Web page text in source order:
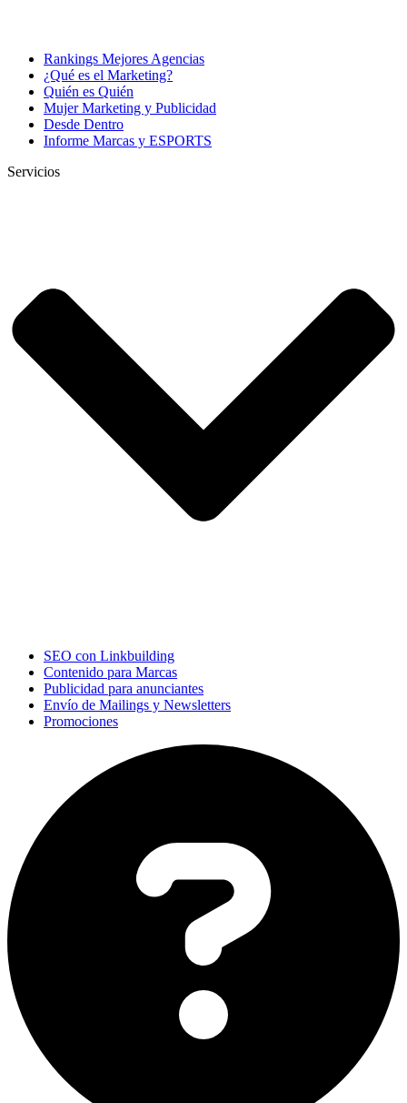
Rankings Mejores Agencias
¿Qué es el Marketing?
Quién es Quién
Mujer Marketing y Publicidad
Desde Dentro
Informe Marcas y ESPORTS
Servicios
SEO con Linkbuilding
Contenido para Marcas
Publicidad para anunciantes
Envío de Mailings y Newsletters
Promociones